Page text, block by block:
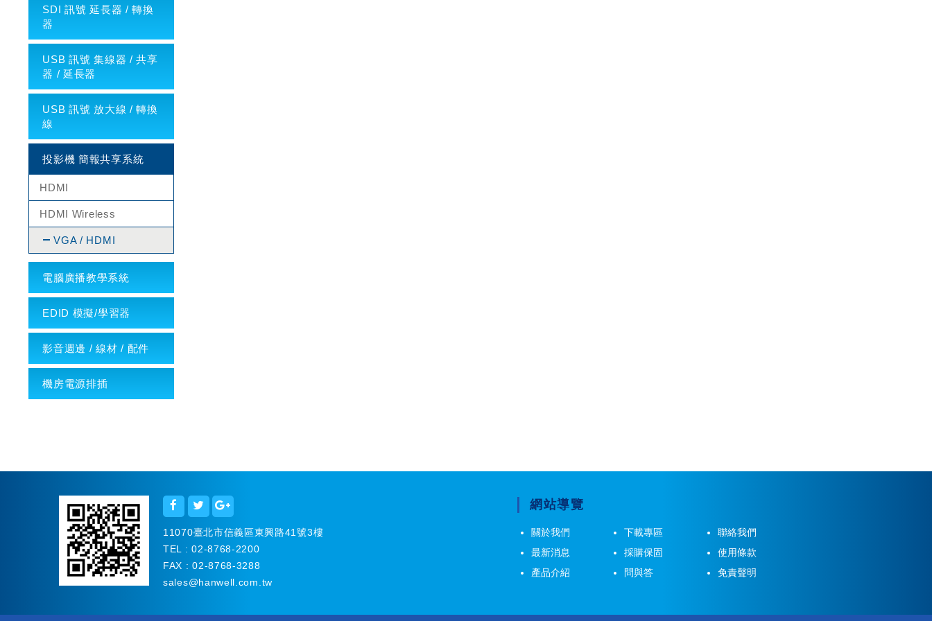
SDI 訊號 延長器 / 轉換
器
USB 訊號 集線器 / 共享
器 / 延長器
USB 訊號 放大線 / 轉換
線
投影機 簡報共享系統
HDMI
HDMI Wireless
VGA / HDMI
電腦廣播教學系統
EDID 模擬/學習器
影音週邊 / 線材 / 配件
機房電源排插
11070臺北市信義區東興路41號3樓
TEL : 02-8768-2200
FAX : 02-8768-3288
sales@hanwell.com.tw
網站導覽
關於我們
最新消息
產品介紹
下載專區
採購保固
問與答
聯絡我們
使用條款
免責聲明